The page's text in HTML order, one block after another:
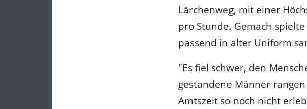
Lärchenweg, mit einer
pro Stunde. Gemach
passend in alter Uniform
"Es fiel schwer, den
gestandene Männer
Amtszeit so noch nicht